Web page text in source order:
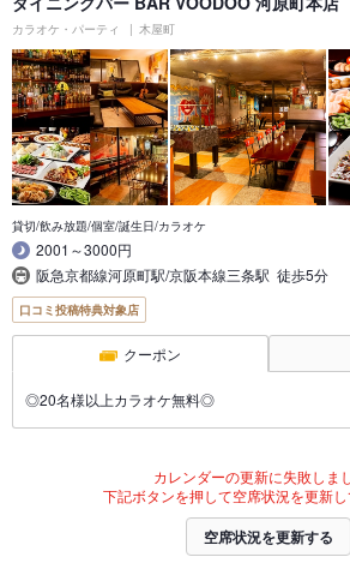
カラオケ・パーティ 木屋町
貸切/飲み放題/個室/誕生日/カラオケ
2001～3000円
阪急京都線河原町駅/京阪本線三条駅 徒歩5分
口コミ投稿特典対象店
クーポン
◎20名様以上カラオケ無料◎
カレンダーの更新に失敗しまし
下記ボタンを押して空席状況を更新し
空席状況を更新する